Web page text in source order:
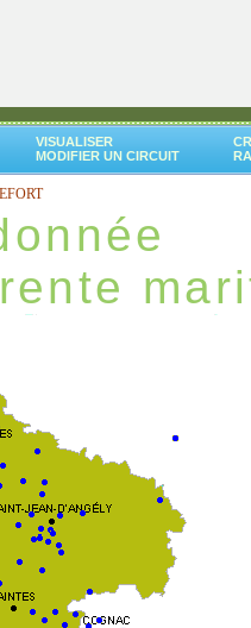
VISUALISER
MODIFIER UN CIRCUIT